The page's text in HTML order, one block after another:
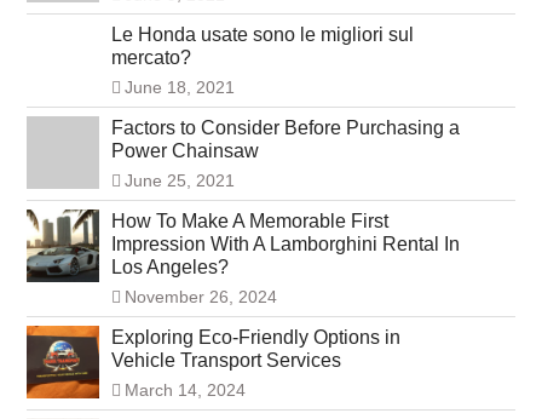
Le Honda usate sono le migliori sul
mercato?
June 18, 2021
Factors to Consider Before Purchasing a
Power Chainsaw
June 25, 2021
How To Make A Memorable First
Impression With A Lamborghini Rental In
Los Angeles?
November 26, 2024
Exploring Eco-Friendly Options in
Vehicle Transport Services
March 14, 2024